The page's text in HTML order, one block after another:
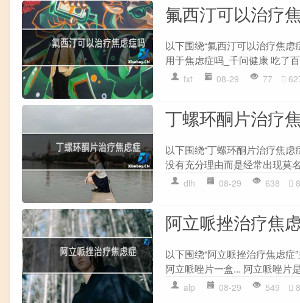
氟西汀可以治疗
以下围绕“氟西汀可以治疗焦
用于焦虑症吗_千问健康 吃了
fxt 08-29 77
丁螺环酮片治疗
以下围绕“丁螺环酮片治疗焦
没有充分理由而是经常出现莫
dlh 08-29 638
阿立哌挫治疗焦
以下围绕“阿立哌挫治疗焦虑
阿立哌唑片一盒... 阿立哌唑片
alp 08-29 549